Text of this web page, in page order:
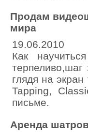
Продам
мира
19.06.2010
Как
глядя на
Tapping,
письме.
Аренда